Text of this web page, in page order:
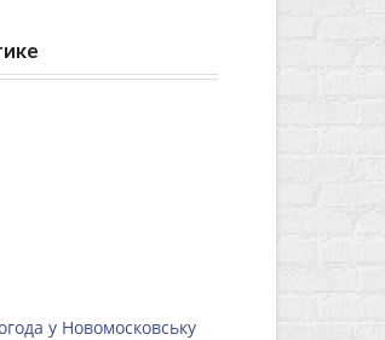
у Новомосковську